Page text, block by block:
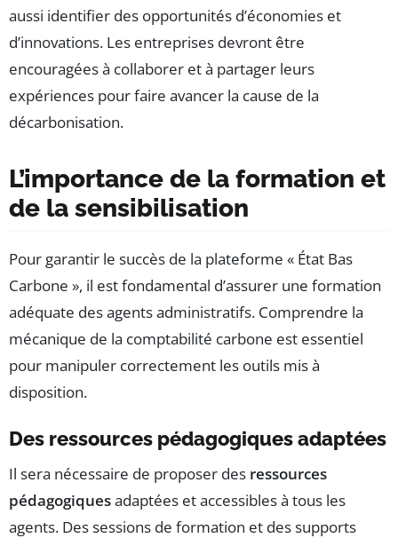
aussi identifier des opportunités d’économies et
d’innovations. Les entreprises devront être
encouragées à collaborer et à partager leurs
expériences pour faire avancer la cause de la
décarbonisation.
L’importance de la formation et
de la sensibilisation
Pour garantir le succès de la plateforme « État Bas
Carbone », il est fondamental d’assurer une formation
adéquate des agents administratifs. Comprendre la
mécanique de la comptabilité carbone est essentiel
pour manipuler correctement les outils mis à
disposition.
Des ressources pédagogiques adaptées
Il sera nécessaire de proposer des ressources
pédagogiquesadaptées et accessibles à tous les
agents. Des sessions de formation et des supports